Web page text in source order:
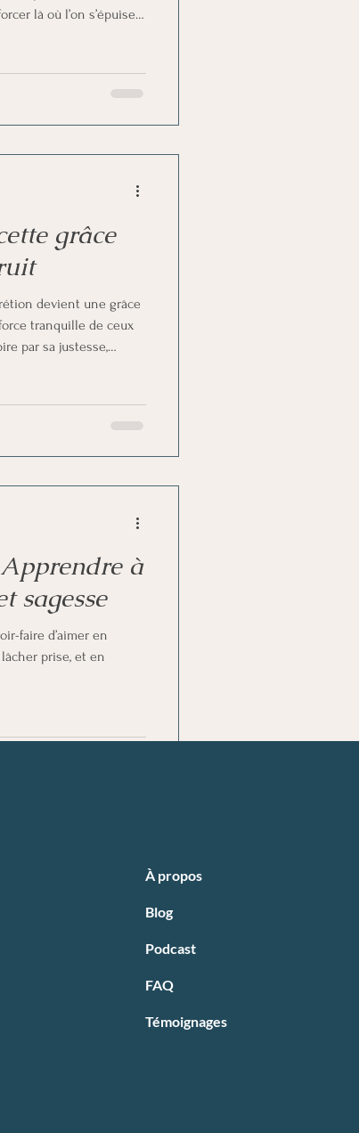
là où l’on s’épuise :
apaise le corps et
grâce
devient une grâce
tranquille de ceux
par sa justesse,
du cœur.
à
sagesse
faire d’aimer en
prise, et en
À propos
Blog
Podcast
FAQ
Témoignages